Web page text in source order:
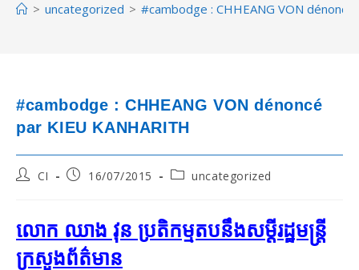
> uncategorized > #cambodge : CHHEANG VON
#cambodge : CHHEANG VON dénoncé
par KIEU KANHARITH
PostCI
Post16/07/2015
Postuncategorized
លោក ឈាង វុន ប្រតិកម្ម​តប​នឹង​សម្ដី​រដ្ឋមន្ត្រី​
ក្រសួង​ព័ត៌មាន